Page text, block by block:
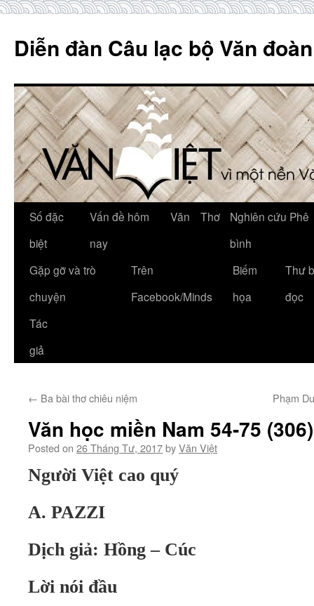
content
Diễn đàn Câu lạc bộ Văn
Số đặc
biệt
Vấn đề hôm
nay
Văn Thơ
Nghiên cứu Phê
bình
Gặp gỡ và trò
chuyện
Trên
Facebook/Minds
Biếm
họa
Thư
đọc
Tác
giả
← Ba bài thơ chiêu niệm Phạm
Văn học miền Nam 54-75
Posted on 26 Tháng Tư, 2017byVăn Việt
Người Việt cao quý
A. PAZZI
Dịch giả: Hồng – Cúc
Lời nói đầu